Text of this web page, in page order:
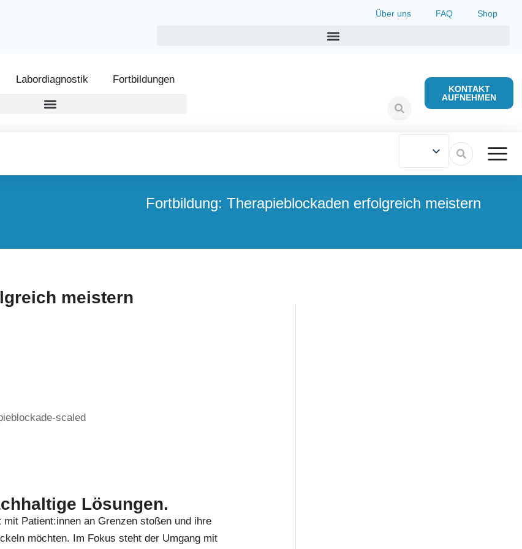
Über uns FAQ Shop
Labordiagnostik Fortbildungen
KONTAKT
AUFNEHMEN
Fortbildung: Therapieblockaden erfolgreich meistern
meistern
Lösungen.
Patient:innen an Grenzen stoßen und ihre
möchten. Im Fokus steht der Umgang mit